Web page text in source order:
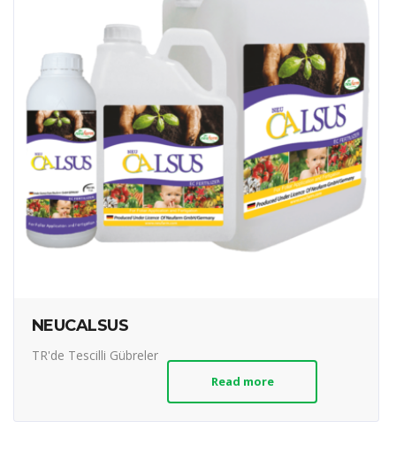
NEUCALSUS
TR'de Tescilli Gübreler
Read more